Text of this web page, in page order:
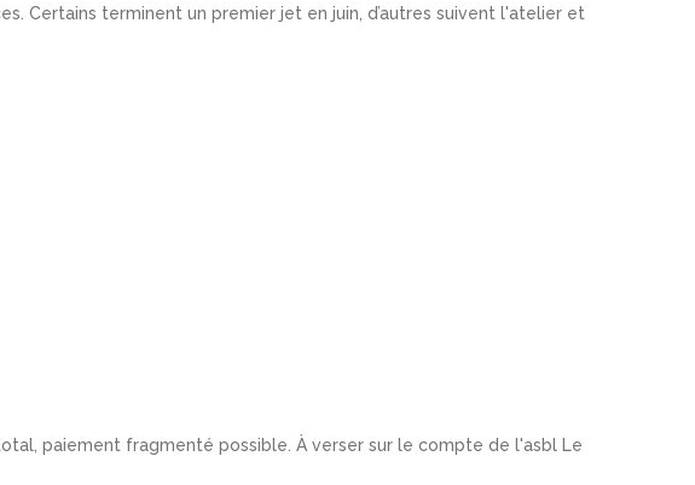
Certains terminent un premier jet en juin, d’autres suivent l'atelier et
paiement fragmenté possible. À verser sur le compte de l'asbl Le